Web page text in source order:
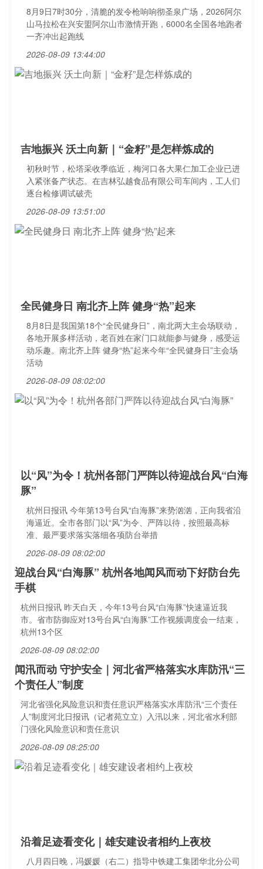
8月9日7时30分，清脆的发令枪响响彻圣泉广场，2026阿尔
山马拉松在兴安盟阿尔山市激情开跑，6000名全国各地跑者
一齐冲出起跑线
2026-08-09 13:44:00
吉地振兴 沃土向新｜“金籽”是怎样炼成的
初秋时节，松塔采收季临近，梅河口各大果仁加工企业已进
入紧张备产状态。在吉林弘越食品有限公司车间内，工人们
逐台检修调试破壳
2026-08-09 13:51:00
全民健身日 南北齐上阵 健身“热”起来
8月8日是我国第18个“全民健身日”，南北两大主会场联动，
各地开展多样活动，老百姓在家门口就能参与健身，感受运
动乐趣。南北齐上阵 健身“热”起来今年“全民健身日”主会场
活动
2026-08-09 08:02:00
以“风”为令！杭州各部门严阵以待迎战台风“白海
豚”
杭州日报讯 今年第13号台风“白海豚”来势汹汹，正向我省沿
海逼近。全市各部门以“风”为令、严阵以待，按照最高标
准、最严要求落实落细各项防台举措
2026-08-09 08:02:00
迎战台风“白海豚” 杭州各地闻风而动下好防台先
手棋
杭州日报讯 昨天白天，今年13号台风“白海豚”快速逼近我
市。省市防御应对13号台风“白海豚”工作视频调度会一结束，
杭州13个区
2026-08-09 08:02:00
闻汛而动 守护安全｜河北省严格落实水库防汛“三
个责任人”制度
河北省强化风险意识和责任意识严格落实水库防汛“三个责任
人”制度河北日报讯（记者苑立立）入汛以来，河北省水利部
门强化风险意识和责任意识
2026-08-09 08:25:00
沿着足迹看变化｜雄安建设者相约上夜校
八月四日晚，冯媛媛（右二）指导中铁建工集团华北分公司